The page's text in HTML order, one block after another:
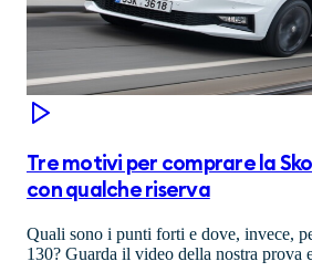
Tre motivi per comprare la
con qualche riserva
Quali sono i punti forti e dove, invece,
130? Guarda il video della nostra prova